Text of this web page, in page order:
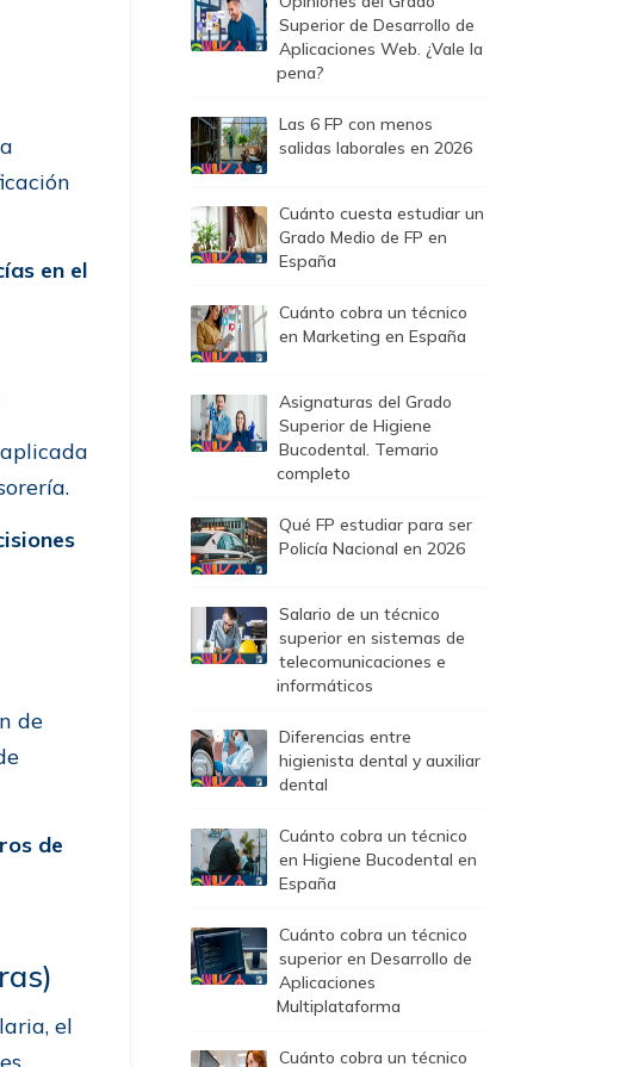
en el
de
de
el
Superior de Desarrollo de
Aplicaciones Web. ¿Vale la
pena?
Las 6 FP con menos
salidas laborales en 2026
Cuánto cuesta estudiar un
Grado Medio de FP en
España
Cuánto cobra un técnico
en Marketing en España
Asignaturas del Grado
Superior de Higiene
Bucodental. Temario
completo
Qué FP estudiar para ser
Policía Nacional en 2026
Salario de un técnico
superior en sistemas de
telecomunicaciones e
informáticos
Diferencias entre
higienista dental y auxiliar
dental
Cuánto cobra un técnico
en Higiene Bucodental en
España
Cuánto cobra un técnico
superior en Desarrollo de
Aplicaciones
Multiplataforma
Cuánto cobra un técnico